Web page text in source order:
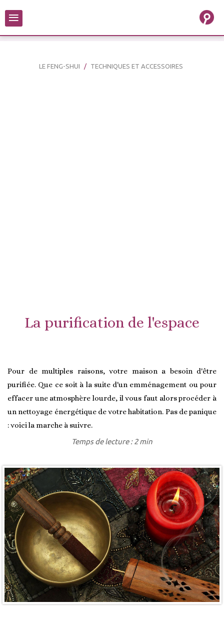
≡
LE FENG-SHUI TECHNIQUES ET ACCESSOIRES
La purification de l'espace
Pour de multiples raisons, votre maison a besoin d'être
purifiée. Que ce soit à la suite d'un emménagement ou pour
effacer une atmosphère lourde, il vous faut alors procéder à
un nettoyage énergétique de votre habitation. Pas de panique
: voici la marche à suivre.
Temps de lecture : 2 min